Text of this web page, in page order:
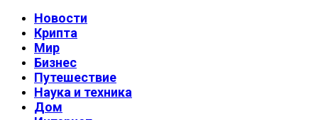
Новости
Крипта
Мир
Бизнес
Путешествие
Наука и техника
Дом